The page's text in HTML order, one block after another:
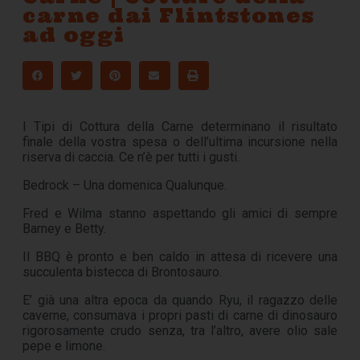
carne dai Flintstones
ad oggi
I Tipi di Cottura della Carne determinano il risultato
finale della vostra spesa o dell’ultima incursione nella
riserva di caccia. Ce n’è per tutti i gusti.
Bedrock – Una domenica Qualunque.
Fred e Wilma stanno aspettando gli amici di sempre
Barney e Betty.
Il BBQ è pronto e ben caldo in attesa di ricevere una
succulenta bistecca di Brontosauro.
E’ già una altra epoca da quando Ryu, il ragazzo delle
caverne, consumava i propri pasti di carne di dinosauro
rigorosamente crudo senza, tra l’altro, avere olio sale
pepe e limone.